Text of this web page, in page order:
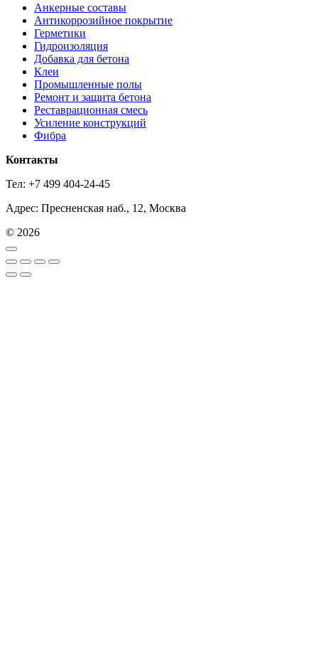
Анкерные составы
Антикоррозийное покрытие
Герметики
Гидроизоляция
Добавка для бетона
Клеи
Промышленные полы
Ремонт и защита бетона
Реставрационная смесь
Усиление конструкций
Фибра
Контакты
Тел: +7 499 404-24-45
Адрес: Пресненская наб., 12, Москва
© 2026